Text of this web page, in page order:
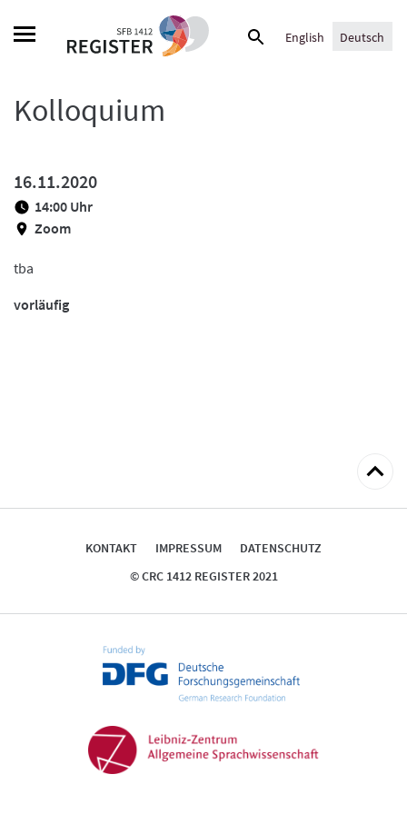
Suche
English Deutsch
Kolloquium
16.11.2020
14:00 Uhr
Zoom
tba
vorläufig
zum
KONTAKT IMPRESSUM
DATENSCHUTZ
© CRC 1412 REGISTER 2021